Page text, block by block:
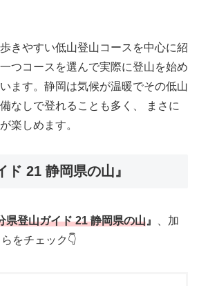
きやすい低山登山コースを中心に紹
つコースを選んで実際に登山を始め
ます。静岡は気候が温暖でその低山
なしで登れることも多く、 まさに
楽しめます。
ド 21 静岡県の山』
県登山ガイド 21 静岡県の山 』
、加
をチェック👇